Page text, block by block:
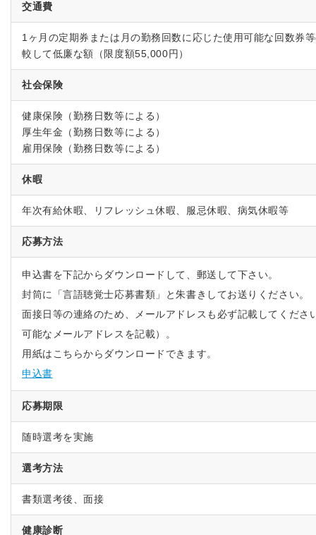
交通費
1ヶ月の定期券または月の勤務回数に応じた使用可能な回数券
較して低廉な額（限度額55,000円）
社会保険
健康保険（勤務日数等による）
厚生年金（勤務日数等による）
雇用保険（勤務日数等による）
休暇
年次有給休暇、リフレッシュ休暇、服忌休暇、病気休暇等
応募方法
申込書を下記からダウンロードして、郵送して下さい。
封筒に「言語聴覚士応募書類」と朱書きしてお送りください。
面接日等の連絡のため、メールアドレスも必ず記載してくださ
可能なメールアドレスを記載）。
用紙はこちらからダウンロードできます。
申込書
応募期限
随時選考を実施
選考方法
書類選考後、面接
健康診断